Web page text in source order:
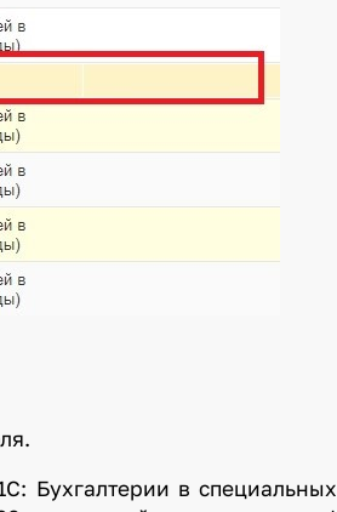
Бухгалтерии в специальных